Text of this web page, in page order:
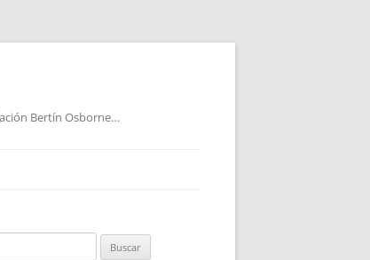
Bertín Osborne…